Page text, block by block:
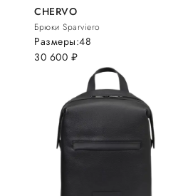
CHERVO
Брюки Sparviero
30 600 руб.
Размеры:48